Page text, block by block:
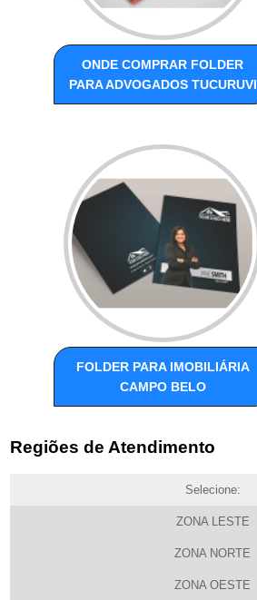
ONDE COMPRAR FOLDER
PARA ADVOGADOS TUCURUVI
FOLDER PARA IMOBILIÁRIA
CAMPO BELO
Regiões de Atendimento
Selecione:
ZONA LESTE
ZONA NORTE
ZONA OESTE